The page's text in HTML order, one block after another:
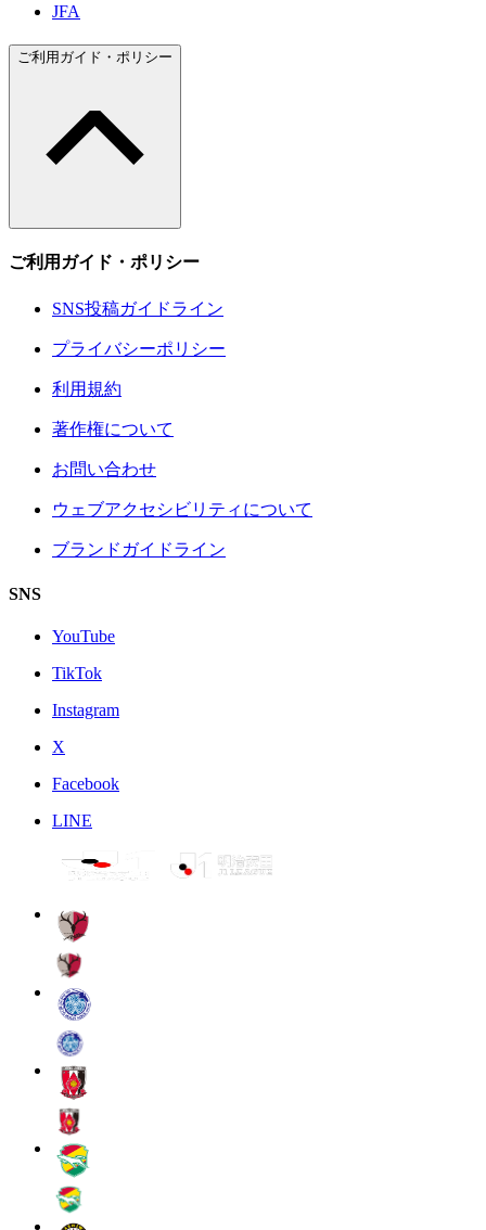
JFA
ご利用ガイド・ポリシー
ご利用ガイド・ポリシー
SNS投稿ガイドライン
プライバシーポリシー
利用規約
著作権について
お問い合わせ
ウェブアクセシビリティについて
ブランドガイドライン
SNS
YouTube
TikTok
Instagram
X
Facebook
LINE